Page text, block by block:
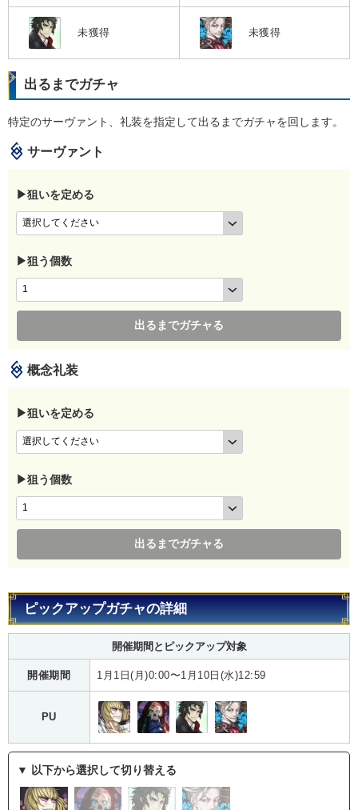
未獲得 未獲得
出るまでガチャ
特定のサーヴァント、礼装を指定して出るまでガチャを回します。
サーヴァント
▶狙いを定める
▶狙う個数
出るまでガチャる
概念礼装
▶狙いを定める
▶狙う個数
出るまでガチャる
ピックアップガチャの詳細
開催期間とピックアップ対象
開催期間 1月1日(月)0:00〜1月10日(水)12:59
PU
▼ 以下から選択して切り替える